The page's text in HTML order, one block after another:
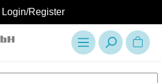
Login/Register